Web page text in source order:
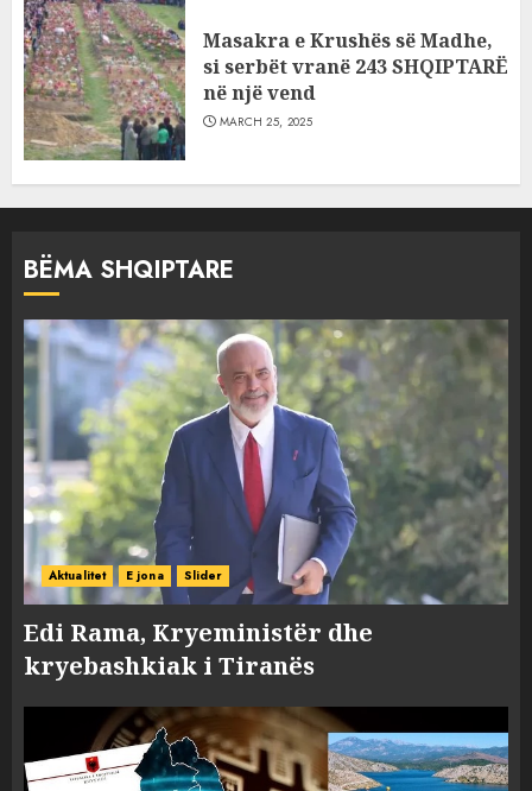
Masakra e Krushës së Madhe,
si serbët vranë 243 SHQIPTARË
në një vend
MARCH 25, 2025
BËMA SHQIPTARE
Aktualitet E jona Slider
Edi Rama, Kryeministër dhe
kryebashkiak i Tiranës